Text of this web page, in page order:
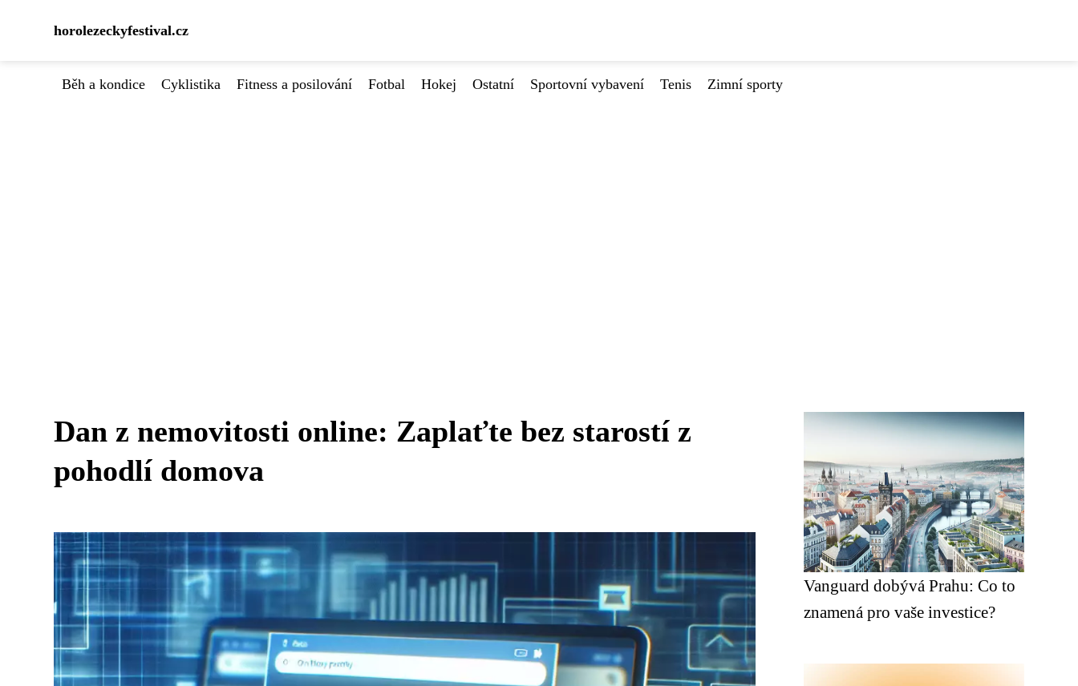
horolezeckyfestival.cz
Běh a kondice Cyklistika Fitness a posilování Fotbal Hokej Ostatní Sportovní vybavení Tenis Zimní sporty
Dan z nemovitosti online: Zaplaťte bez starostí z
pohodlí domova
Vanguard dobývá Prahu: Co to
znamená pro vaše investice?